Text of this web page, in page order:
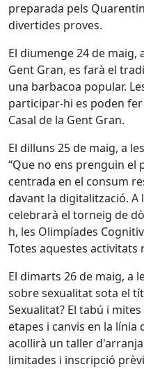
preparada pels
divertides proves.
El diumenge 24 de maig,
Gent Gran, es farà el
una barbacoa popular.
participar-hi es poden
Casal de la Gent Gran.
El dilluns 25 de maig, a
“Que no ens prenguin el
centrada en el consum
davant la digitalització. A
celebrarà el torneig de
h, les Olimpíades
Totes aquestes
El dimarts 26 de maig, a
sobre sexualitat sota el
Sexualitat? El tabú i
etapes i canvis en la línia
acollirà un taller
limitades i inscripció